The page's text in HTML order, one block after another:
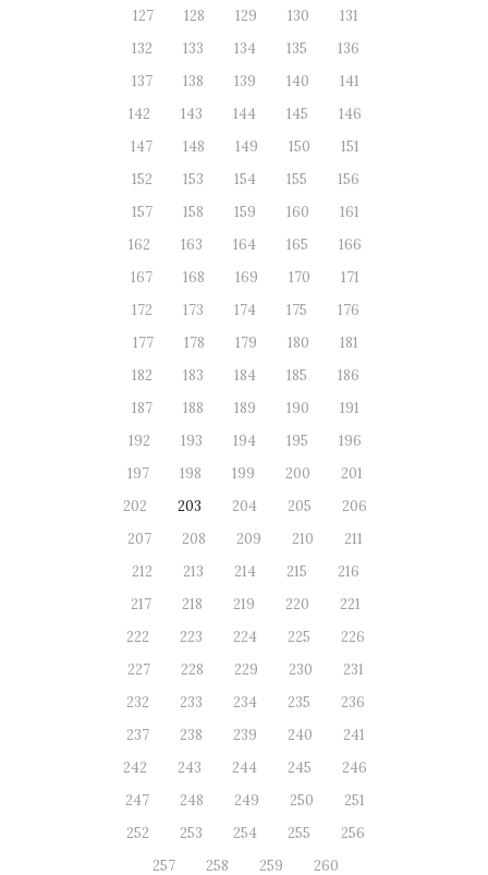
127
128 129 130
131
132
133 134 135
136
137
138 139 140
141
142
143 144 145
146
147
148 149 150
151
152
153 154 155
156
157
158 159 160
161
162
163 164 165
166
167
168 169 170
171
172
173 174 175
176
177
178 179 180
181
182
183 184 185
186
187
188 189 190
191
192
193 194 195
196
197
198 199 200
201
202
203 204 205
206
207
208 209 210
211
212
213 214 215
216
217
218 219 220
221
222
223 224 225
226
227
228 229 230
231
232
233 234 235
236
237
238 239 240
241
242
243 244 245
246
247
248 249 250
251
252
253 254 255
256
257
258 259 260